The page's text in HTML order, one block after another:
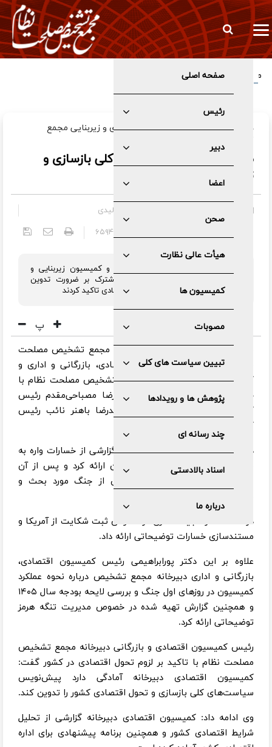
صفحه اصلی
رئیس
دبیر
اعضا
صحن
هیأت عالی نظارت
کمیسیون ها
مصوبات
تبیین سیاست های کلی
پژوهش ها و رویدادها
چند رسانه ای
اسناد بالادستی
درباره ما
مأموریت دکتر کدخدایی به کمیسیون اقتصادی دبیرخانه مجمع
تشخیص
در جلسه‌ مشترک کمیسیون‌های اقتصادی و زیربنایی مجمع
ضرورت تدوین سیاست‌های کلی بازسازی و
تحول اقتصادی کشور
کمیسیون زیربنایی و تولیدی
کد خبر:۶۵۹۴
اعضای کمیسیون اقتصادی و بازرگانی و کمیسیون زیربنایی و
تولیدی مجمع تشخیص در جلسه مشترک بر ضرورت تدوین
سیاست های کلی بازسازی و تحول اقتصادی تاکید کردند
پ
به گزارش مرکز رسانه و روابط عمومی مجمع تشخیص مصلحت
نظام، جلسه‌ مشترک کمیسیون اقتصادی، بازرگانی و اداری و
کمیسیون زیربنایی و تولیدی مجمع تشخیص مصلحت نظام با
حضور اعضا و به ریاست دکتر غلامرضا مصباحی‌مقدم رئیس
کمیسیون زیربنایی و مهندس محمدرضا باهنر نائب رئیس
کمیسیون اقتصادی برگزار شد.
در ابتدای جلسه دکتر دانش جعفری گزارشی از خسارات واره به
بخش‌های اقتصادی طی جنگ رمضان ارائه کرد و پس از آن
شیوه‌های تأمین مالی بازسازی پس از جنگ مورد بحث و
در ادامه دکتر مجید انصاری در خصوص ثبت شکایت از آمریکا و
مستندسازی خسارات توضیحاتی ارائه داد.
علاوه بر این دکتر پورابراهیمی رئیس کمیسیون اقتصادی،
بازرگانی و اداری دبیرخانه مجمع تشخیص درباره‌ نحوه‌ عملکرد
کمیسیون در روزهای اول جنگ و بررسی لایحه‌ بودجه‌ سال ۱۴۰۵
و همچنین گزارش تهیه شده در خصوص مدیریت تنگه‌ هرمز
توضیحاتی ارائه کرد.
رئیس کمیسیون اقتصادی و بازرگانی دبیرخانه مجمع تشخیص
مصلحت نظام با تاکید بر لزوم تحول اقتصادی در کشور گفت:
کمیسیون اقتصادی دبیرخانه آمادگی دارد پیش‌نویس
سیاست‌های کلی بازسازی و تحول اقتصادی کشور را تدوین کند.
وی ادامه داد: کمیسیون اقتصادی دبیرخانه گزارشی از تحلیل
شرایط اقتصادی کشور و همچنین برنامه‌ پیشنهادی برای اداره‌